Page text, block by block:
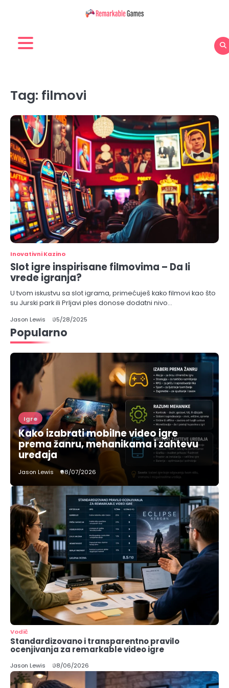
Tag: filmovi
Inovativni Kazino
Slot igre inspirisane filmovima – Da li
vrede igranja?
U tvom iskustvu sa slot igrama, primećuješ kako filmovi kao što
su Jurski park ili Prljavi ples donose dodatni nivo…
Jason Lewis 05/28/2025
Popularno
Igre
Kako izabrati mobilne video igre
prema žanru, mehanikama i zahtevu
uređaja
Jason Lewis 08/07/2026
Vodič
Standardizovano i transparentno pravilo
ocenjivanja za remarkable video igre
Jason Lewis 08/06/2026